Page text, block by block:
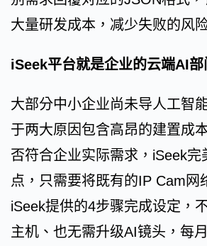
大量研发成本，减少失败的风
iSeek平台就是企业的云端AI部
大部分中小企业尚未导人工智
于两大原因包含高昂的建置成
否符合企业实际需求，iSeek完
点，只需要将既有的IP Cam网
iSeek提供的4步骤完成设定，
主机、也无需升级AI镜头，每